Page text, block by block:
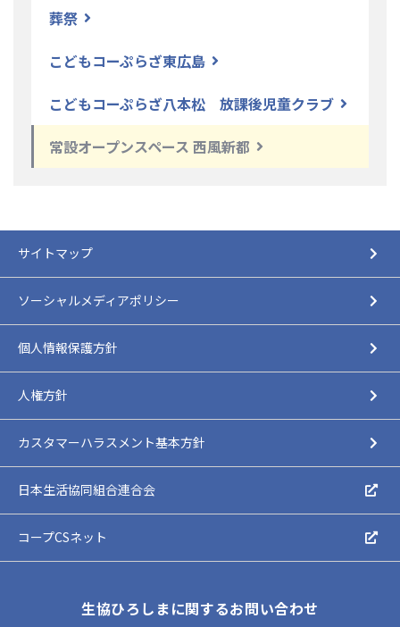
葬祭
こどもコーぷらざ東広島
こどもコーぷらざ八本松 放課後児童クラブ
常設オープンスペース 西風新都
サイトマップ
ソーシャルメディアポリシー
個人情報保護方針
人権方針
カスタマーハラスメント基本方針
日本生活協同組合連合会
コープCSネット
生協ひろしまに関するお問い合わせ